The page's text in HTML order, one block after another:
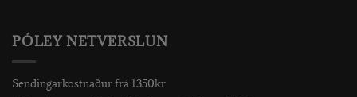
PÓLEY NETVERSLUN
Sendingarkostnaður frá 1350kr